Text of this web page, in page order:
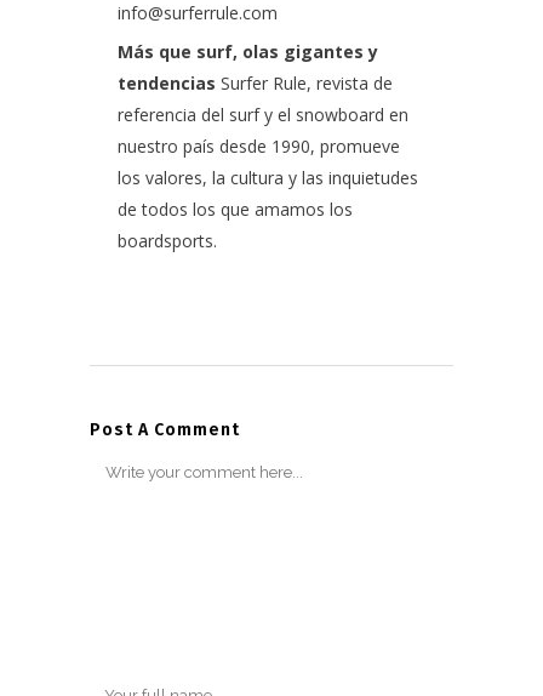
info@surferrule.com
Más que surf, olas gigantes y
tendencias Surfer Rule, revista de
referencia del surf y el snowboard en
nuestro país desde 1990, promueve
los valores, la cultura y las inquietudes
de todos los que amamos los
boardsports.
Post A Comment